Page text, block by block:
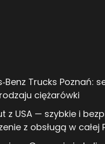
Trucks Poznań:
ciężarówki
z USA — szybkie i
z obsługą w całej